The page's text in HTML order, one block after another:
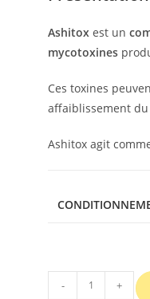
Ashitox est un
mycotoxines
Ces toxines
affaiblissement
Ashitox agit
- +